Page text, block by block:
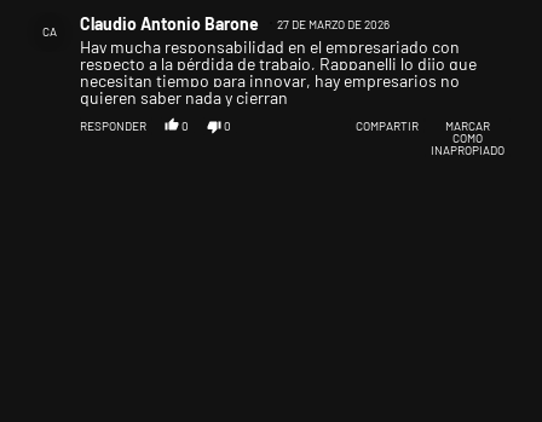
CA Claudio Antonio Barone 27 DE MARZO DE 2026
Hay mucha responsabilidad en el empresariado con
respecto a la pérdida de trabajo, Rappanelli lo dijo que
necesitan tiempo para innovar, hay empresarios no
quieren saber nada y cierran
RESPONDER 0 0 COMPARTIR
MARCAR
COMO
INAPROPIADO